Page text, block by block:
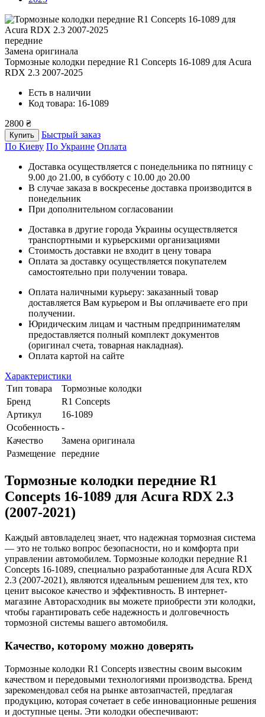
передние
Замена оригинала
Тормозные колодки передние R1 Concepts 16-1089 для Acura
RDX 2.3 2007-2025
Есть в наличии
Код товара: 16-1089
2800 ₴
Купить
Быстрый заказ
По Киеву По Украине Оплата
Доставка осуществляется с понедельника по пятницу с
9.00 до 21.00, в субботу с 10.00 до 20.00
В случае заказа в воскресенье доставка производится в
понедельник
При дополнительном согласовании
Доставка в другие города Украины осуществляется
транспортными и курьерскими организациями
Стоимость доставки не входит в цену товара
Оплата за доставку осуществляется покупателем
самостоятельно при получении товара.
Оплата наличными курьеру: заказанный товар
доставляется Вам курьером и Вы оплачиваете его при
получении.
Юридическим лицам и частным предпринимателям
предоставляется полный комплект документов
(оригинал счета, товарная накладная).
Оплата картой на сайте
Характеристики
Тип товара
Тормозные колодки
Бренд
R1 Concepts
Артикул
16-1089
Особенность -
Качество
Замена оригинала
Размещение передние
Тормозные колодки передние R1
Concepts 16-1089 для Acura RDX 2.3
(2007-2021)
Каждый автовладелец знает, что надежная тормозная система
— это не только вопрос безопасности, но и комфорта при
управлении автомобилем. Тормозные колодки передние R1
Concepts 16-1089, специально разработанные для Acura RDX
2.3 (2007-2021), являются идеальным решением для тех, кто
ценит высокое качество и эффективность. В интернет-
магазине Авторасходник вы можете приобрести эти колодки,
чтобы гарантировать себе надежность и долговечность
тормозной системы вашего автомобиля.
Качество, которому можно доверять
Тормозные колодки R1 Concepts известны своим высоким
качеством и передовыми технологиями производства. Бренд
зарекомендовал себя на рынке автозапчастей, предлагая
продукцию, которая сочетает в себе инновационные решения
и доступные цены. Эти колодки обеспечивают: